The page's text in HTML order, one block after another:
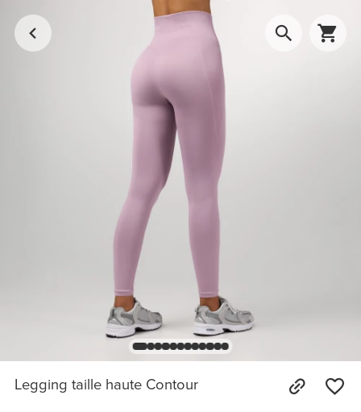
Legging taille haute Contour